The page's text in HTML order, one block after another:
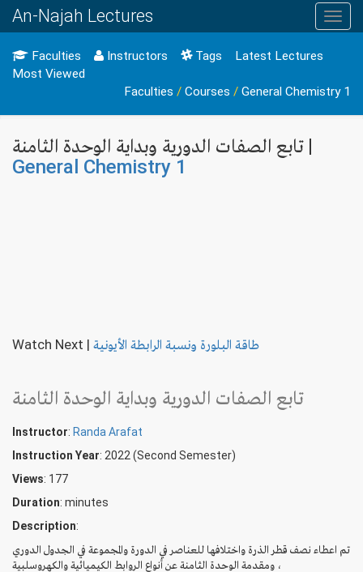
An-Najah Lectures
Faculties Instructors Tags
Latest Lectures
Most Viewed
Faculties / Courses / General Chemistry 1
تابع الصفات الدورية وبداية الوحدة الثامنة |
General Chemistry 1
Watch Next | طاقة البلورة ونسبة الرابطة الأيونية
تابع الصفات الدورية وبداية الوحدة الثامنة
Instructor: Randa Arafat
Instruction Year: 2022 (Second Semester)
Views: 177
Duration: minutes
Description:
تم اعطاء نصف قطر الذرة واختلافها للعناصر في الدورة والمجموعة في الجدول الدوري
، ومقدمة الوحدة الثامنة عن أنواع الروابط الكيميائية والكهروسلبية